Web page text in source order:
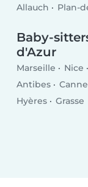
Allauch Plan-
Baby-
d'Azur
Marseille Nice
Antibes
Hyères
Grasse